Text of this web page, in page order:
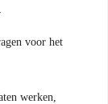
voor het
werken,